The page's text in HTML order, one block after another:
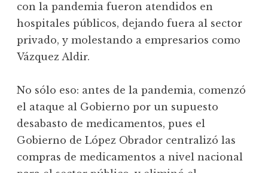
con la pandemia fueron atendidos en
hospitales públicos, dejando fuera al sector
privado, y molestando a empresarios como
Vázquez Aldir.
No sólo eso: antes de la pandemia, comenzó
el ataque al Gobierno por un supuesto
desabasto de medicamentos, pues el
Gobierno de López Obrador centralizó las
compras de medicamentos a nivel nacional